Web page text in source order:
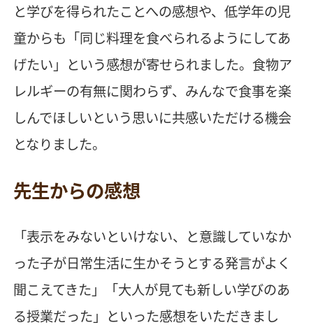
と学びを得られたことへの感想や、低学年の児
童からも「同じ料理を食べられるようにしてあ
げたい」という感想が寄せられました。食物ア
レルギーの有無に関わらず、みんなで食事を楽
しんでほしいという思いに共感いただける機会
となりました。
先生からの感想
「表示をみないといけない、と意識していなか
った子が日常生活に生かそうとする発言がよく
聞こえてきた」「大人が見ても新しい学びのあ
る授業だった」といった感想をいただきまし